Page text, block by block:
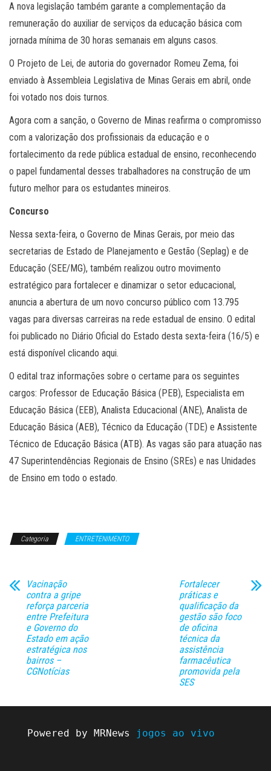
A nova legislação também garante a complementação da
remuneração do auxiliar de serviços da educação básica com
jornada mínima de 30 horas semanais em alguns casos.
O Projeto de Lei, de autoria do governador Romeu Zema, foi
enviado à Assembleia Legislativa de Minas Gerais em abril, onde
foi votado nos dois turnos.
Agora com a sanção, o Governo de Minas reafirma o compromisso
com a valorização dos profissionais da educação e o
fortalecimento da rede pública estadual de ensino, reconhecendo
o papel fundamental desses trabalhadores na construção de um
futuro melhor para os estudantes mineiros.
Concurso
Nessa sexta-feira, o Governo de Minas Gerais, por meio das
secretarias de Estado de Planejamento e Gestão (Seplag) e de
Educação (SEE/MG), também realizou outro movimento
estratégico para fortalecer e dinamizar o setor educacional,
anuncia a abertura de um novo concurso público com 13.795
vagas para diversas carreiras na rede estadual de ensino. O edital
foi publicado no Diário Oficial do Estado desta sexta-feira (16/5) e
está disponível clicando aqui.
O edital traz informações sobre o certame para os seguintes
cargos: Professor de Educação Básica (PEB), Especialista em
Educação Básica (EEB), Analista Educacional (ANE), Analista de
Educação Básica (AEB), Técnico da Educação (TDE) e Assistente
Técnico de Educação Básica (ATB). As vagas são para atuação nas
47 Superintendências Regionais de Ensino (SREs) e nas Unidades
de Ensino em todo o estado.
Categoria ENTRETENIMENTO
Vacinação
contra a gripe
reforça parceria
entre Prefeitura
e Governo do
Estado em ação
estratégica nos
bairros –
CGNotícias
Fortalecer
práticas e
qualificação da
gestão são foco
de oficina
técnica da
assistência
farmacêutica
promovida pela
SES
Powered by MRNews jogos ao vivo